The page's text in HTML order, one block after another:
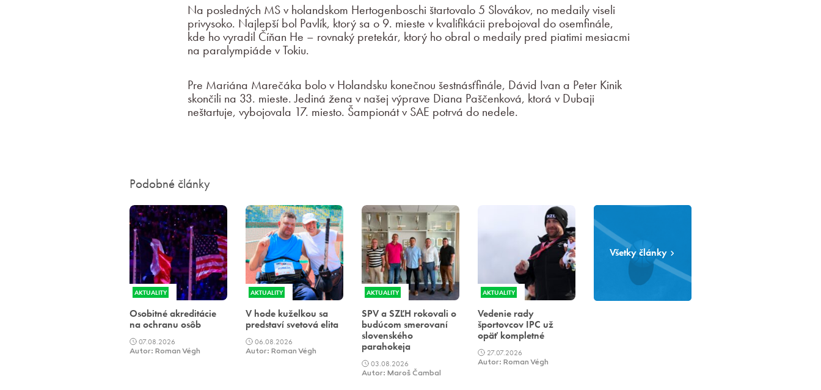
Na posledných MS v holandskom Hertogenboschi štartovalo 5 Slovákov, no medaily viseli
privysoko. Najlepší bol Pavlík, ktorý sa o 9. mieste v kvalifikácii prebojoval do osemfinále,
kde ho vyradil Číňan He – rovnaký pretekár, ktorý ho obral o medaily pred piatimi mesiacmi
na paralympiáde v Tokiu.
Pre Mariána Marečáka bolo v Holandsku konečnou šestnásťfinále, Dávid Ivan a Peter Kinik
skončili na 33. mieste. Jediná žena v našej výprave Diana Paščenková, ktorá v Dubaji
neštartuje, vybojovala 17. miesto. Šampionát v SAE potrvá do nedele.
Podobné články
AKTUALITY
Osobitné akreditácie
na ochranu osôb
07.08.2026
Autor: Roman Végh
AKTUALITY
V hode kuželkou sa
predstaví svetová elita
06.08.2026
Autor: Roman Végh
AKTUALITY
SPV a SZĽH rokovali o
budúcom smerovaní
slovenského
parahokeja
03.08.2026
Autor: Maroš Čambal
AKTUALITY
Vedenie rady
športovcov IPC už
opäť kompletné
27.07.2026
Autor: Roman Végh
Všetky články